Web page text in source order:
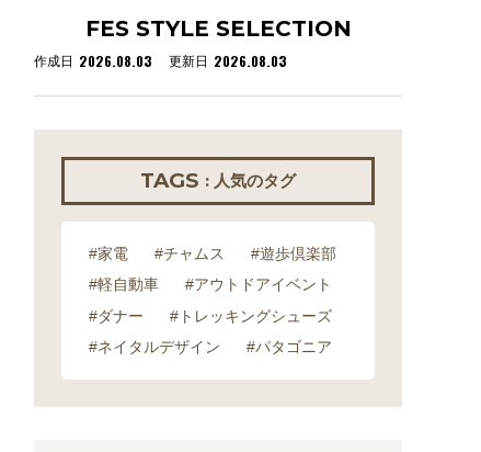
FES STYLE SELECTION
作成日 2026.08.03 更新日 2026.08.03
TAGS : 人気のタグ
#家電 #チャムス
#遊歩倶楽部
#軽自動車
#アウトドアイベント
#ダナー
#トレッキングシューズ
#ネイタルデザイン
#パタゴニア